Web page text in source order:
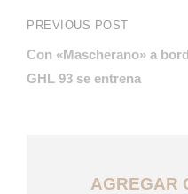
PREVIOUS POST
Con «Mascherano» a
GHL 93 se entrena
AGREGAR